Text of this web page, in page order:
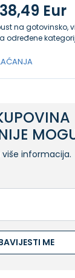
38,49 Eur
na gotovinsko,
određene
informacija.
ME